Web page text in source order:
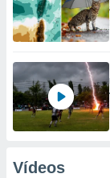
Vídeos